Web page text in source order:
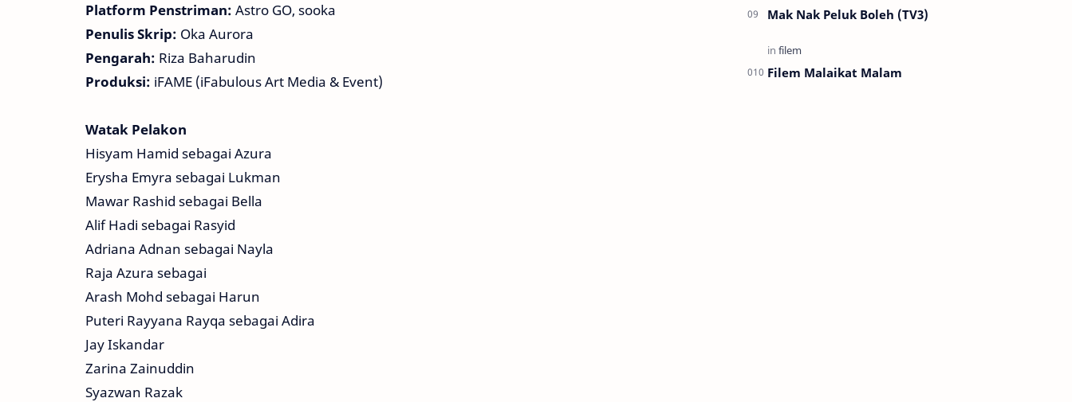
Platform Penstriman: Astro GO, sooka
Penulis Skrip: Oka Aurora
Pengarah: Riza Baharudin
Produksi: iFAME (iFabulous Art Media & Event)
Watak Pelakon
Hisyam Hamid sebagai Azura
Erysha Emyra sebagai Lukman
Mawar Rashid sebagai Bella
Alif Hadi sebagai Rasyid
Adriana Adnan sebagai Nayla
Raja Azura sebagai
Arash Mohd sebagai Harun
Puteri Rayyana Rayqa sebagai Adira
Jay Iskandar
Zarina Zainuddin
Syazwan Razak
Mak Nak Peluk Boleh (TV3)
Filem Malaikat Malam